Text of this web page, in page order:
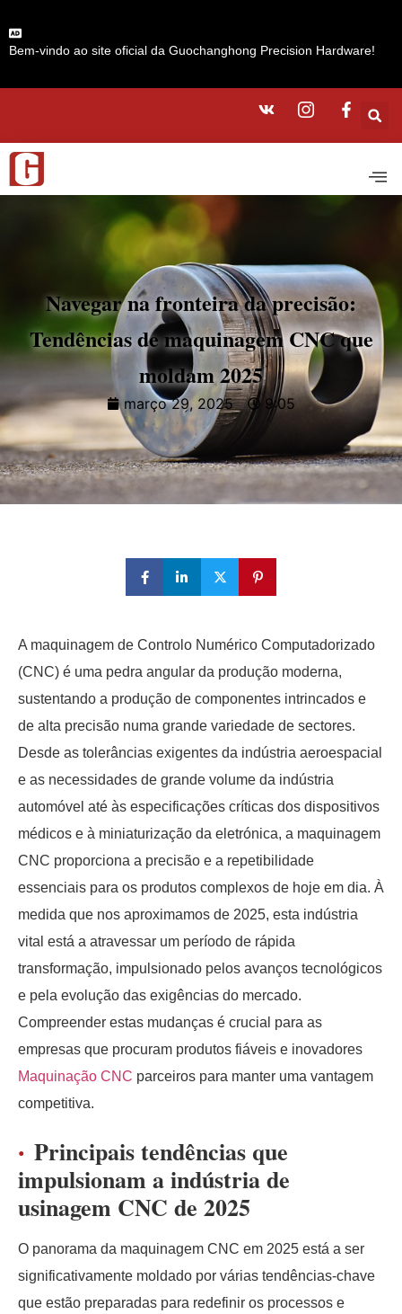
Bem-vindo ao site oficial da Guochanghong Precision Hardware!
Navegar na fronteira da precisão:
Tendências de maquinagem CNC que
moldam 2025
março 29, 2025 9:05
A maquinagem de Controlo Numérico Computadorizado
(CNC) é uma pedra angular da produção moderna,
sustentando a produção de componentes intrincados e
de alta precisão numa grande variedade de sectores.
Desde as tolerâncias exigentes da indústria aeroespacial
e as necessidades de grande volume da indústria
automóvel até às especificações críticas dos dispositivos
médicos e à miniaturização da eletrónica, a maquinagem
CNC proporciona a precisão e a repetibilidade
essenciais para os produtos complexos de hoje em dia. À
medida que nos aproximamos de 2025, esta indústria
vital está a atravessar um período de rápida
transformação, impulsionado pelos avanços tecnológicos
e pela evolução das exigências do mercado.
Compreender estas mudanças é crucial para as
empresas que procuram produtos fiáveis e inovadores
Maquinação CNC parceiros para manter uma vantagem
competitiva.
Principais tendências que
impulsionam a indústria de
usinagem CNC de 2025
O panorama da maquinagem CNC em 2025 está a ser
significativamente moldado por várias tendências-chave
que estão preparadas para redefinir os processos e